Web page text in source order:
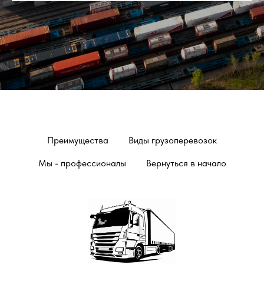
Преимущества Виды грузоперевозок
Мы - профессионалы Вернуться в начало